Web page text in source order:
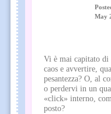
May
Vi è mai capitato di
caos e avvertire,
pesantezza? O, al
o perdervi in un
«click» interno,
posto?